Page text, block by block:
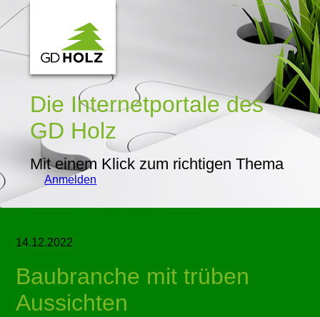
Die Internetportaledes
GD Holz
Mit einem Klick zum richtigen Thema
Anmelden
14.12.2022
Baubranche mit trüben
Aussichten